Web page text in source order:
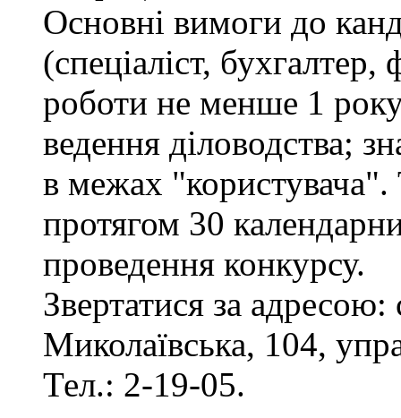
Основні вимоги до
(спеціаліст,
роботи не менше 1
ведення діловодства;
в межах "користувача".
протягом 30
проведення конкурсу.
Звертатися за
Миколаївська, 104,
Тел.: 2-19-05.